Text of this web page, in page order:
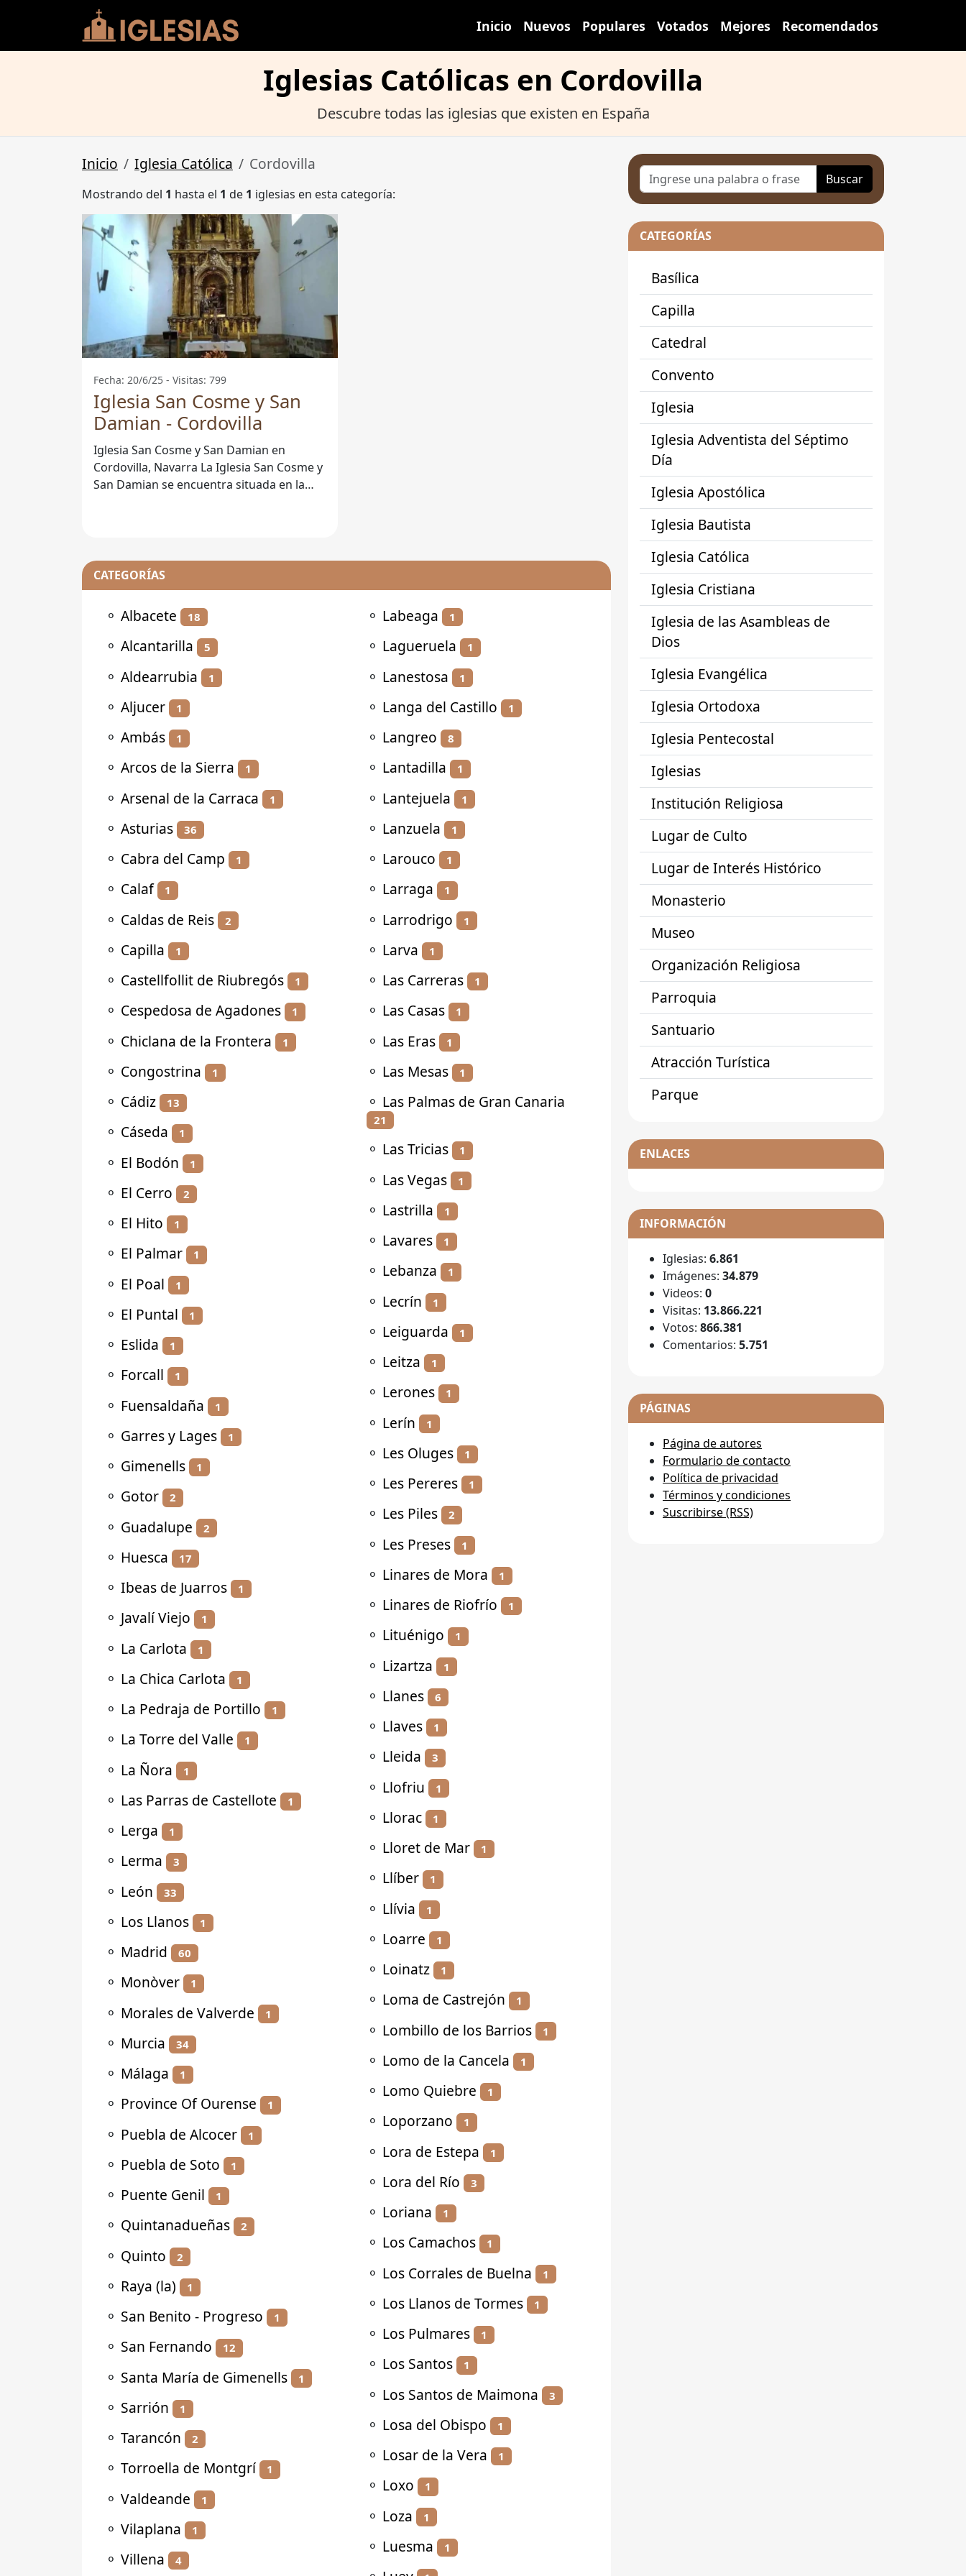
Inicio Nuevos Populares Votados Mejores Recomendados
Iglesias Católicas en Cordovilla
Descubre todas las iglesias que existen en España
Inicio Iglesia Católica Cordovilla
Mostrando del 1 hasta el 1 de 1 iglesias en esta categoría:
Fecha: 20/6/25 - Visitas: 799
Iglesia San Cosme y San
Damian - Cordovilla
Iglesia San Cosme y San Damian en
Cordovilla, Navarra La Iglesia San Cosme y
San Damian se encuentra situada en la
CATEGORÍAS
⚬ Albacete 18
⚬ Alcantarilla 5
⚬ Aldearrubia 1
⚬ Aljucer 1
⚬ Ambás 1
⚬ Arcos de la Sierra 1
⚬ Arsenal de la Carraca 1
⚬ Asturias 36
⚬ Cabra del Camp 1
⚬ Calaf 1
⚬ Caldas de Reis 2
⚬ Capilla 1
⚬ Castellfollit de Riubregós 1
⚬ Cespedosa de Agadones 1
⚬ Chiclana de la Frontera 1
⚬ Congostrina 1
⚬ Cádiz 13
⚬ Cáseda 1
⚬ El Bodón 1
⚬ El Cerro 2
⚬ El Hito 1
⚬ El Palmar 1
⚬ El Poal 1
⚬ El Puntal 1
⚬ Eslida 1
⚬ Forcall 1
⚬ Fuensaldaña 1
⚬ Garres y Lages 1
⚬ Gimenells 1
⚬ Gotor 2
⚬ Guadalupe 2
⚬ Huesca 17
⚬ Ibeas de Juarros 1
⚬ Javalí Viejo 1
⚬ La Carlota 1
⚬ La Chica Carlota 1
⚬ La Pedraja de Portillo 1
⚬ La Torre del Valle 1
⚬ La Ñora 1
⚬ Las Parras de Castellote 1
⚬ Lerga 1
⚬ Lerma 3
⚬ León 33
⚬ Los Llanos 1
⚬ Madrid 60
⚬ Monòver 1
⚬ Morales de Valverde 1
⚬ Murcia 34
⚬ Málaga 1
⚬ Province Of Ourense 1
⚬ Puebla de Alcocer 1
⚬ Puebla de Soto 1
⚬ Puente Genil 1
⚬ Quintanadueñas 2
⚬ Quinto 2
⚬ Raya (la) 1
⚬ San Benito - Progreso 1
⚬ San Fernando 12
⚬ Santa María de Gimenells 1
⚬ Sarrión 1
⚬ Tarancón 2
⚬ Torroella de Montgrí 1
⚬ Valdeande 1
⚬ Vilaplana 1
⚬ Villena 4
⚬ Labeaga 1
⚬ Lagueruela 1
⚬ Lanestosa 1
⚬ Langa del Castillo 1
⚬ Langreo 8
⚬ Lantadilla 1
⚬ Lantejuela 1
⚬ Lanzuela 1
⚬ Larouco 1
⚬ Larraga 1
⚬ Larrodrigo 1
⚬ Larva 1
⚬ Las Carreras 1
⚬ Las Casas 1
⚬ Las Eras 1
⚬ Las Mesas 1
⚬ Las Palmas de Gran Canaria
21
⚬ Las Tricias 1
⚬ Las Vegas 1
⚬ Lastrilla 1
⚬ Lavares 1
⚬ Lebanza 1
⚬ Lecrín 1
⚬ Leiguarda 1
⚬ Leitza 1
⚬ Lerones 1
⚬ Lerín 1
⚬ Les Oluges 1
⚬ Les Pereres 1
⚬ Les Piles 2
⚬ Les Preses 1
⚬ Linares de Mora 1
⚬ Linares de Riofrío 1
⚬ Lituénigo 1
⚬ Lizartza 1
⚬ Llanes 6
⚬ Llaves 1
⚬ Lleida 3
⚬ Llofriu 1
⚬ Llorac 1
⚬ Lloret de Mar 1
⚬ Llíber 1
⚬ Llívia 1
⚬ Loarre 1
⚬ Loinatz 1
⚬ Loma de Castrejón 1
⚬ Lombillo de los Barrios 1
⚬ Lomo de la Cancela 1
⚬ Lomo Quiebre 1
⚬ Loporzano 1
⚬ Lora de Estepa 1
⚬ Lora del Río 3
⚬ Loriana 1
⚬ Los Camachos 1
⚬ Los Corrales de Buelna 1
⚬ Los Llanos de Tormes 1
⚬ Los Pulmares 1
⚬ Los Santos 1
⚬ Los Santos de Maimona 3
⚬ Losa del Obispo 1
⚬ Losar de la Vera 1
⚬ Loxo 1
⚬ Loza 1
⚬ Luesma 1
Buscar
CATEGORÍAS
Basílica
Capilla
Catedral
Convento
Iglesia
Iglesia Adventista del Séptimo
Día
Iglesia Apostólica
Iglesia Bautista
Iglesia Católica
Iglesia Cristiana
Iglesia de las Asambleas de
Dios
Iglesia Evangélica
Iglesia Ortodoxa
Iglesia Pentecostal
Iglesias
Institución Religiosa
Lugar de Culto
Lugar de Interés Histórico
Monasterio
Museo
Organización Religiosa
Parroquia
Santuario
Atracción Turística
Parque
ENLACES
INFORMACIÓN
Iglesias: 6.861
Imágenes: 34.879
Videos: 0
Visitas: 13.866.221
Votos: 866.381
Comentarios: 5.751
PÁGINAS
Página de autores
Formulario de contacto
Política de privacidad
Términos y condiciones
Suscribirse (RSS)